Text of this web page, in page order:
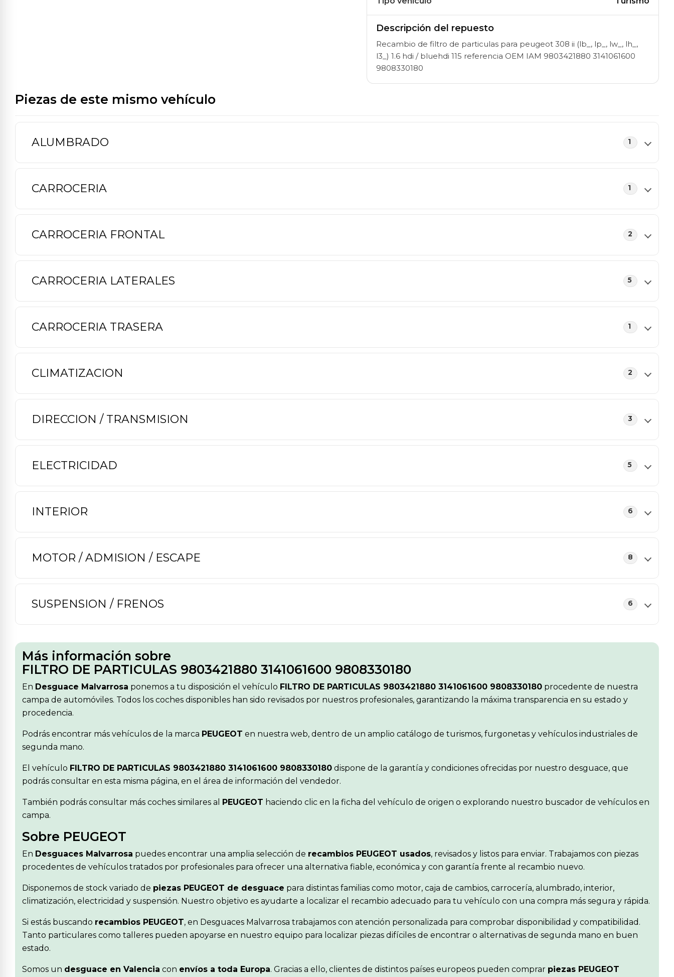
Descripción del repuesto
Recambio de filtro de particulas para peugeot 308 ii (lb_, lp_, lw_, lh_,
l3_) 1.6 hdi / bluehdi 115 referencia OEM IAM 9803421880 3141061600
9808330180
Piezas de este mismo vehículo
ALUMBRADO 1
CARROCERIA 1
CARROCERIA FRONTAL 2
CARROCERIA LATERALES 5
CARROCERIA TRASERA 1
CLIMATIZACION 2
DIRECCION / TRANSMISION 3
ELECTRICIDAD 5
INTERIOR 6
MOTOR / ADMISION / ESCAPE 8
SUSPENSION / FRENOS 6
Más información sobre
FILTRO DE PARTICULAS 9803421880 3141061600 9808330180
En Desguace Malvarrosa ponemos a tu disposición el vehículo FILTRO DE PARTICULAS 9803421880 3141061600 9808330180 procedente de nuestra
campa de automóviles. Todos los coches disponibles han sido revisados por nuestros profesionales, garantizando la máxima transparencia en su estado y
procedencia.
Podrás encontrar más vehículos de la marca PEUGEOT en nuestra web, dentro de un amplio catálogo de turismos, furgonetas y vehículos industriales de
segunda mano.
El vehículo FILTRO DE PARTICULAS 9803421880 3141061600 9808330180 dispone de la garantía y condiciones ofrecidas por nuestro desguace, que
podrás consultar en esta misma página, en el área de información del vendedor.
También podrás consultar más coches similares al PEUGEOT haciendo clic en la ficha del vehículo de origen o explorando nuestro buscador de vehículos en
campa.
Sobre PEUGEOT
En Desguaces Malvarrosa puedes encontrar una amplia selección de recambios PEUGEOT usados, revisados y listos para enviar. Trabajamos con piezas
procedentes de vehículos tratados por profesionales para ofrecer una alternativa fiable, económica y con garantía frente al recambio nuevo.
Disponemos de stock variado de piezas PEUGEOT de desguace para distintas familias como motor, caja de cambios, carrocería, alumbrado, interior,
climatización, electricidad y suspensión. Nuestro objetivo es ayudarte a localizar el recambio adecuado para tu vehículo con una compra más segura y rápida.
Si estás buscando recambios PEUGEOT, en Desguaces Malvarrosa trabajamos con atención personalizada para comprobar disponibilidad y compatibilidad.
Tanto particulares como talleres pueden apoyarse en nuestro equipo para localizar piezas difíciles de encontrar o alternativas de segunda mano en buen
estado.
Somos un desguace en Valencia con envíos a toda Europa. Gracias a ello, clientes de distintos países europeos pueden comprar piezas PEUGEOT